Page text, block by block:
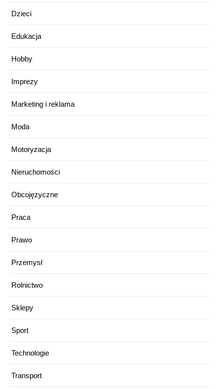
Dzieci
Edukacja
Hobby
Imprezy
Marketing i reklama
Moda
Motoryzacja
Nieruchomości
Obcojęzyczne
Praca
Prawo
Przemysł
Rolnictwo
Sklepy
Sport
Technologie
Transport